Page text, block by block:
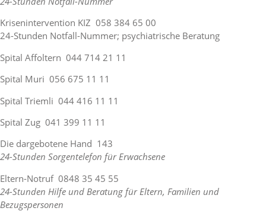
Krisenintervention KIZ 058 384 65 00
24-Stunden Notfall-Nummer; psychiatrische Beratung
Spital Affoltern 044 714 21 11
Spital Muri 056 675 11 11
Spital Triemli 044 416 11 11
Spital Zug 041 399 11 11
Die dargebotene Hand 143
24-Stunden Sorgentelefon für Erwachsene
Eltern-Notruf 0848 35 45 55
24-Stunden Hilfe und Beratung für Eltern, Familien und
Bezugspersonen